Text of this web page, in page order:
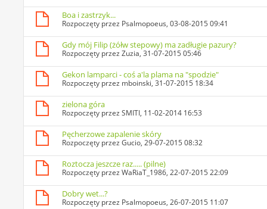
Boa i zastrzyk...
Rozpoczęty przez Psalmopoeus, 03-08-2015 09:41
Gdy mój Filip (żółw stepowy) ma zadługie pazury?
Rozpoczęty przezZuzia, 31-07-2015 05:46
Gekon lamparci - coś a'la plama na "spodzie"
Rozpoczęty przez mboinski, 31-07-2015 18:34
zielona góra
Rozpoczęty przezSMITI, 11-02-2014 16:53
Pęcherzowe zapalenie skóry
Rozpoczęty przezGucio, 29-07-2015 08:32
Roztocza jeszcze raz..... (pilne)
Rozpoczęty przezWaRiaT_1986, 22-07-2015 22:09
Dobry wet...?
Rozpoczęty przez Psalmopoeus, 26-07-2015 11:07